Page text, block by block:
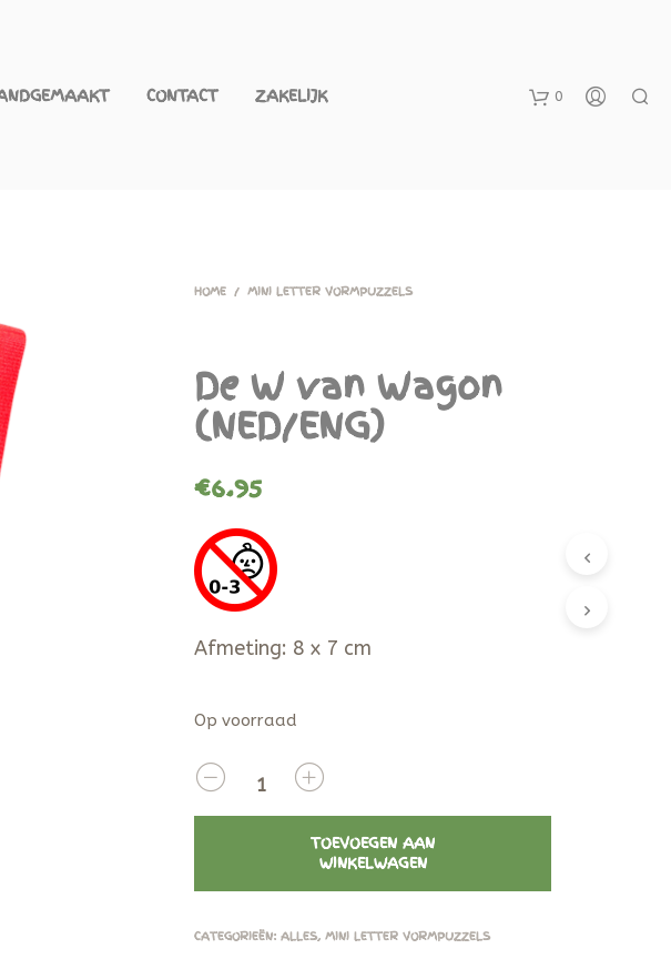
0
CONTACT ZAKELIJK
HOME / MINI LETTER VORMPUZZELS
De W van Wagon
(NED/ENG)
€6.95
Afmeting: 8 x 7 cm
Op voorraad
AANTAL
TOEVOEGEN AAN
WINKELWAGEN
CATEGORIEËN: ALLES, MINI LETTER VORMPUZZELS